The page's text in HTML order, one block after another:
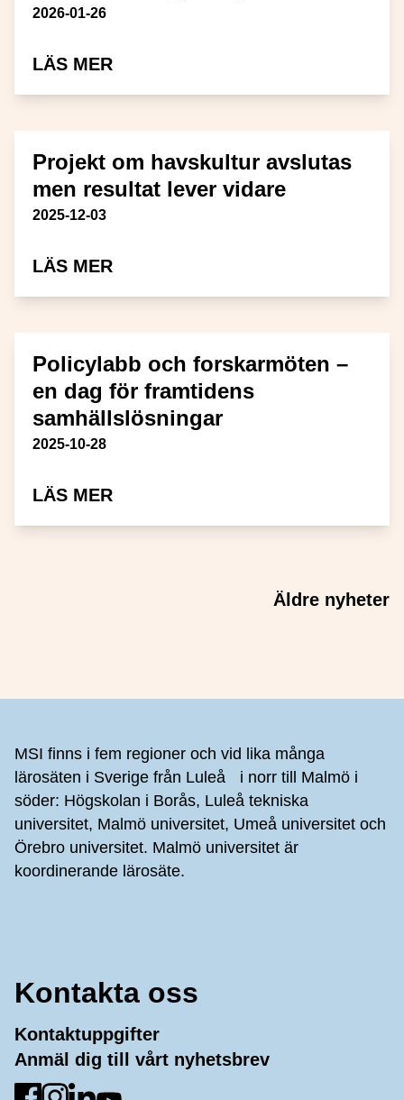
Publiceringsdatum
2026-01-26
LÄS MEROM KLIMATSMART INNOVATION
Projekt om havskultur avslutas
men resultat lever vidare
Publiceringsdatum
2025-12-03
LÄS MEROM PROJEKT OM HAVSKULTUR
Policylabb och forskarmöten –
en dag för framtidens
samhällslösningar
Publiceringsdatum
2025-10-28
LÄS MEROM POLICYLABB OCH
Äldre nyheter
MSI finns i fem regioner och vid lika många
lärosäten i Sverige från Luleå i norr till Malmö i
söder: Högskolan i Borås, Luleå tekniska
universitet, Malmö universitet, Umeå universitet och
Örebro universitet. Malmö universitet är
koordinerande lärosäte.
Kontakta oss
Kontaktuppgifter
Anmäl dig till vårt nyhetsbrev
Gå till Facebook
Gå till Instagram
Gå till LinkedIn
Gå till YouTube